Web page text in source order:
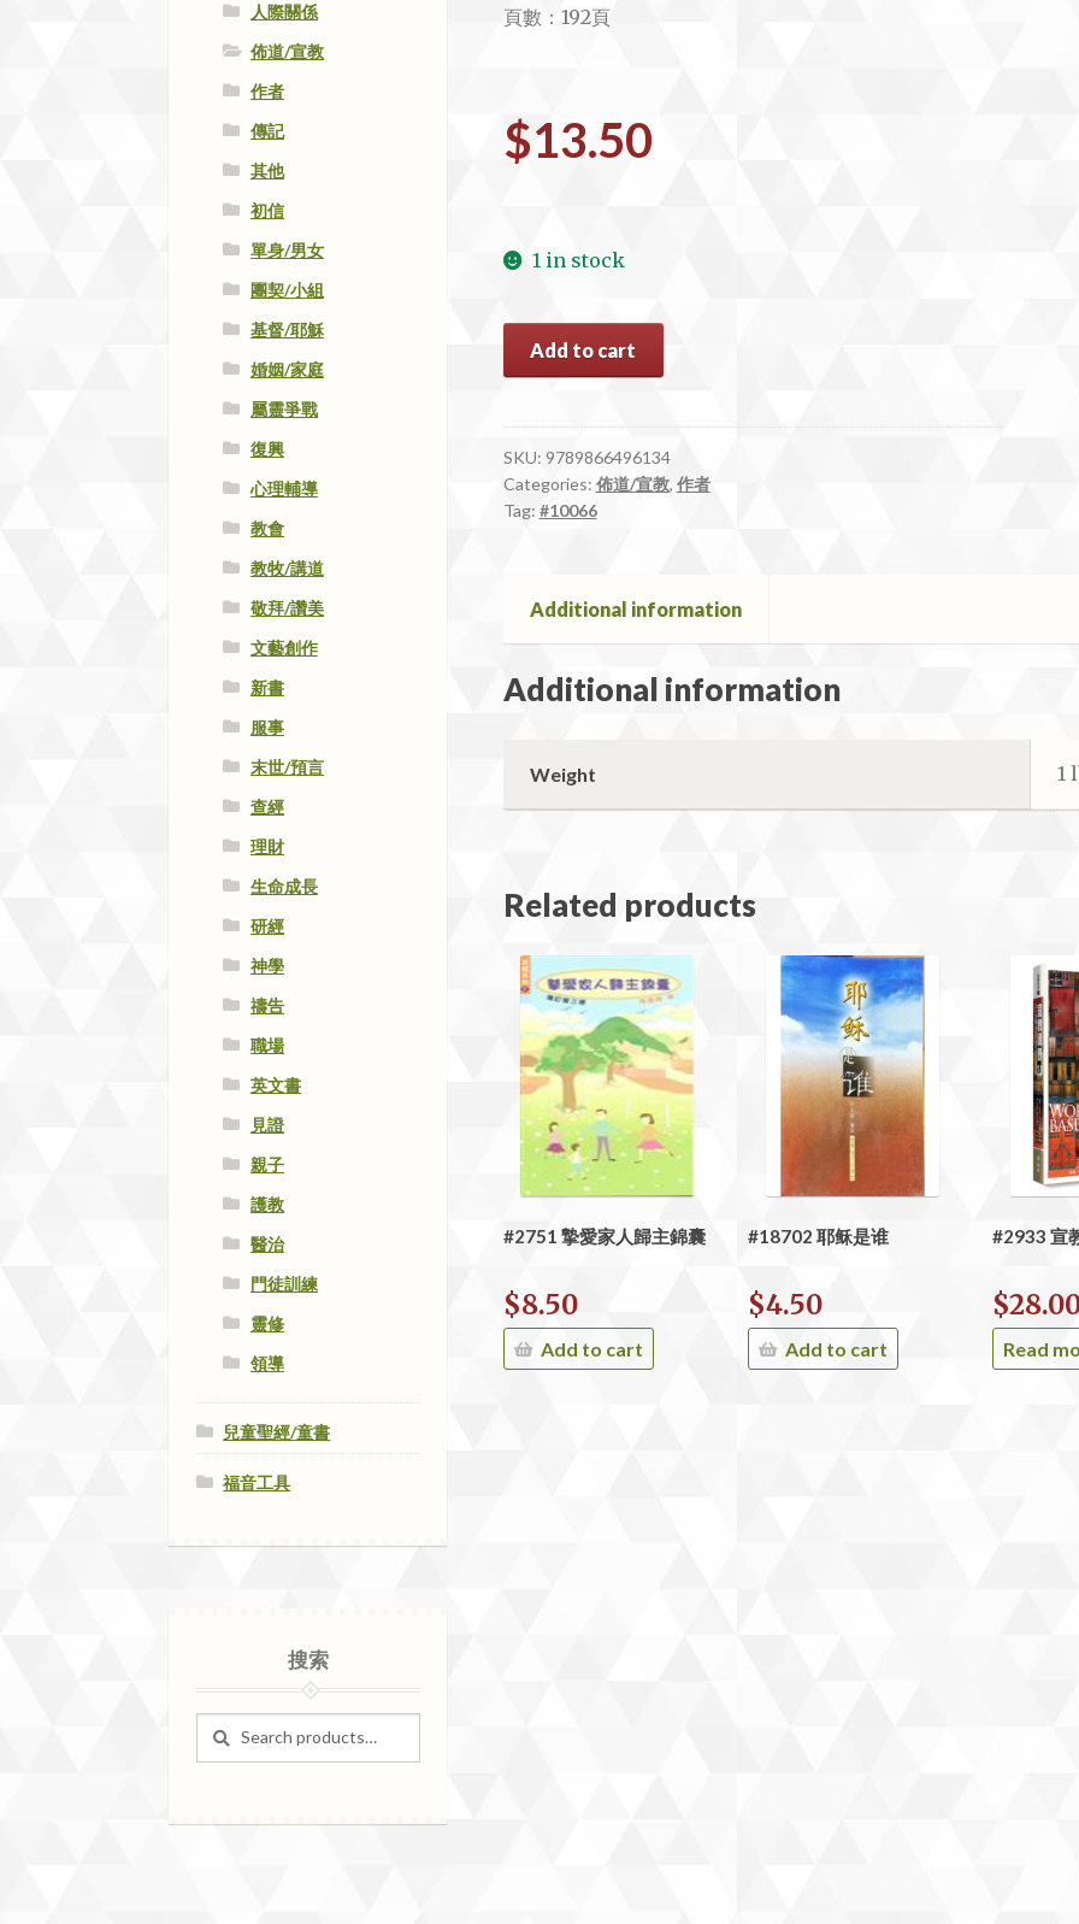
頁數：192頁
$13.50
1 in stock
築
夢
quantity
Add to cart
SKU: 9789866496134
Categories: 佈道/宣教, 作者
Tag: #10066
Additional information
Additional information
Weight 1
Related products
#2751 摯愛家人歸主錦囊
$8.50
Add to cart
#18702 耶稣是谁
$4.50
Add to cart
#2933 宣
$
Read
人際關係
佈道/宣教
作者
傳記
其他
初信
單身/男女
團契/小組
基督/耶穌
婚姻/家庭
屬靈爭戰
復興
心理輔導
教會
教牧/講道
敬拜/讚美
文藝創作
新書
服事
末世/預言
查經
理財
生命成長
研經
神學
禱告
職場
英文書
見證
親子
護教
醫治
門徒訓練
靈修
領導
兒童聖經/童書
福音工具
搜索